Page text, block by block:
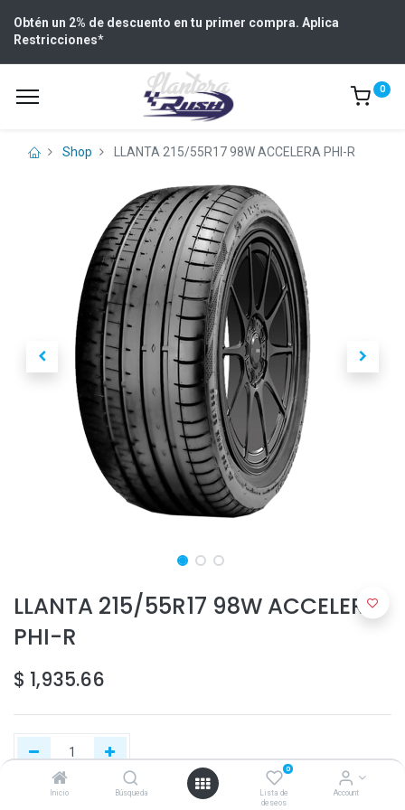
Inicio Búsqueda
0
Lista de
deseos
Account
Obtén un 2% de descuento en tu primer compra. Aplica
Restricciones*
0
Shop LLANTA 215/55R17 98W ACCELERA PHI-R
LLANTA 215/55R17 98W ACCELERA
PHI-R
$ 1,935.66